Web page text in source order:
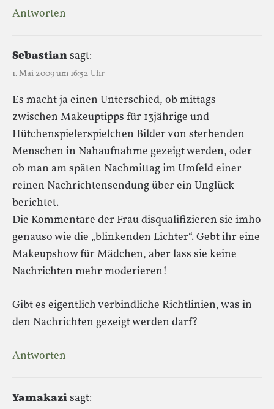
Antworten
Sebastiansagt:
1. Mai 2009 um 16:52 Uhr
Es macht ja einen Unterschied, ob mittags
zwischen Makeuptipps für 13jährige und
Hütchenspielerspielchen Bilder von sterbenden
Menschen in Nahaufnahme gezeigt werden, oder
ob man am späten Nachmittag im Umfeld einer
reinen Nachrichtensendung über ein Unglück
berichtet.
Die Kommentare der Frau disqualifizieren sie imho
genauso wie die „blinkenden Lichter“. Gebt ihr eine
Makeupshow für Mädchen, aber lass sie keine
Nachrichten mehr moderieren!
Gibt es eigentlich verbindliche Richtlinien, was in
den Nachrichten gezeigt werden darf?
Antworten
Yamakazisagt: